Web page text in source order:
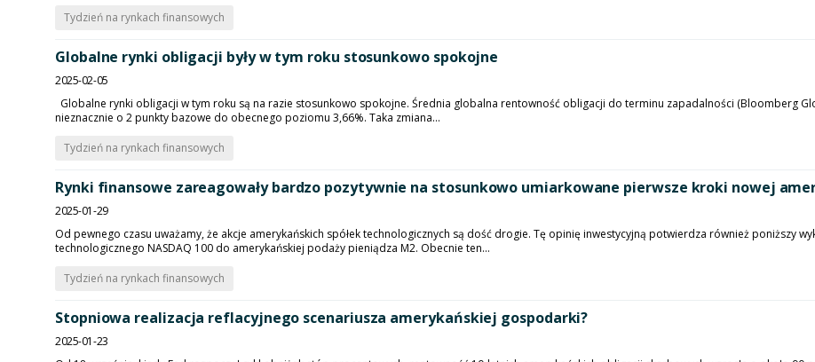
Tydzień na rynkach finansowych
Globalne rynki obligacji były w tym roku stosunkowo spokojne
2025-02-05
Globalne rynki obligacji w tym roku są na razie stosunkowo spokojne. Średnia globalna rentowność obligacji do terminu zapadalności (Bloomberg
nieznacznie o 2 punkty bazowe do obecnego poziomu 3,66%. Taka zmiana...
Tydzień na rynkach finansowych
Rynki finansowe zareagowały bardzo pozytywnie na stosunkowo umiarkowane pierwsze kroki nowej
2025-01-29
Od pewnego czasu uważamy, że akcje amerykańskich spółek technologicznych są dość drogie. Tę opinię inwestycyjną potwierdza również poniższy
technologicznego NASDAQ 100 do amerykańskiej podaży pieniądza M2. Obecnie ten...
Tydzień na rynkach finansowych
Stopniowa realizacja reflacyjnego scenariusza amerykańskiej gospodarki?
2025-01-23